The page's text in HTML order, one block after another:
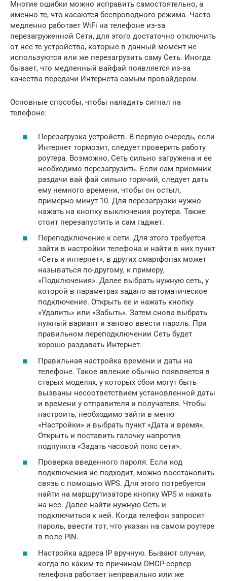
Многие ошибки можно исправить самостоятельно, а
именно те, что касаются беспроводного режима. Часто
медленно работает WiFi на телефоне из-за
перезагруженной Сети, для этого достаточно отключить
от нее те устройства, которые в данный момент не
используются или же перезагрузить саму Сеть. Иногда
бывает, что медленный вайфай появляется из-за
качества передачи Интернета самым провайдером.
Основные способы, чтобы наладить сигнал на
телефоне:
Перезагрузка устройств. В первую очередь, если
Интернет тормозит, следует проверить работу
роутера. Возможно, Сеть сильно загружена и ее
необходимо перезагрузить. Если сам приемник
раздачи вай фай сильно горячий, следует дать
ему немного времени, чтобы он остыл,
примерно минут 10. Для перезагрузки нужно
нажать на кнопку выключения роутера. Также
стоит перезапустить и сам гаджет.
Переподключение к сети. Для этого требуется
зайти в настройки телефона и найти в них пункт
«Сеть и интернет», в других смартфонах может
называться по-другому, к примеру,
«Подключения». Далее выбрать нужную сеть, у
которой в параметрах задано автоматическое
подключение. Открыть ее и нажать кнопку
«Удалить» или «Забыть». Затем снова выбрать
нужный вариант и заново ввести пароль. При
правильном переподключении Сеть будет
хорошо раздавать Интернет.
Правильная настройка времени и даты на
телефоне. Такое явление обычно появляется в
старых моделях, у которых сбои могут быть
вызваны несоответствием установленной даты
и времени у отправителя и получателя. Чтобы
настроить, необходимо зайти в меню
«Настройки» и выбрать пункт «Дата и время».
Открыть и поставить галочку напротив
подпункта «Задать часовой пояс сети».
Проверка введенного пароля. Если код
подключения не подходит, можно восстановить
связь с помощью WPS. Для этого потребуется
найти на маршрутизаторе кнопку WPS и нажать
на нее. Далее найти нужную Сеть и
подключиться к ней. Когда телефон запросит
пароль, ввести тот, что указан на самом роутере
в поле PIN.
Настройка адреса IP вручную. Бывают случаи,
когда по каким-то причинам DHCP-сервер
телефона работает неправильно или же